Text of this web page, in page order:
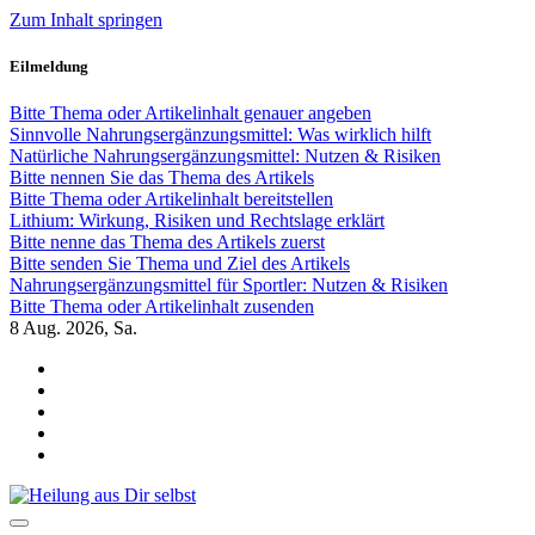
Zum Inhalt springen
Eilmeldung
Bitte Thema oder Artikelinhalt genauer angeben
Sinnvolle Nahrungsergänzungsmittel: Was wirklich hilft
Natürliche Nahrungsergänzungsmittel: Nutzen & Risiken
Bitte nennen Sie das Thema des Artikels
Bitte Thema oder Artikelinhalt bereitstellen
Lithium: Wirkung, Risiken und Rechtslage erklärt
Bitte nenne das Thema des Artikels zuerst
Bitte senden Sie Thema und Ziel des Artikels
Nahrungsergänzungsmittel für Sportler: Nutzen & Risiken
Bitte Thema oder Artikelinhalt zusenden
8 Aug. 2026, Sa.